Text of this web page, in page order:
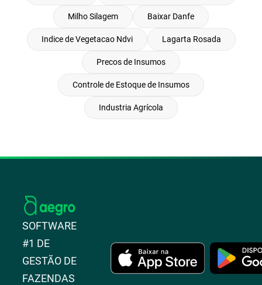
Milho Silagem Baixar Danfe
Indice de Vegetacao Ndvi Lagarta Rosada
Precos de Insumos
Controle de Estoque de Insumos
Industria Agrícola
SOFTWARE
#1 DE
GESTÃO DE
FAZENDAS